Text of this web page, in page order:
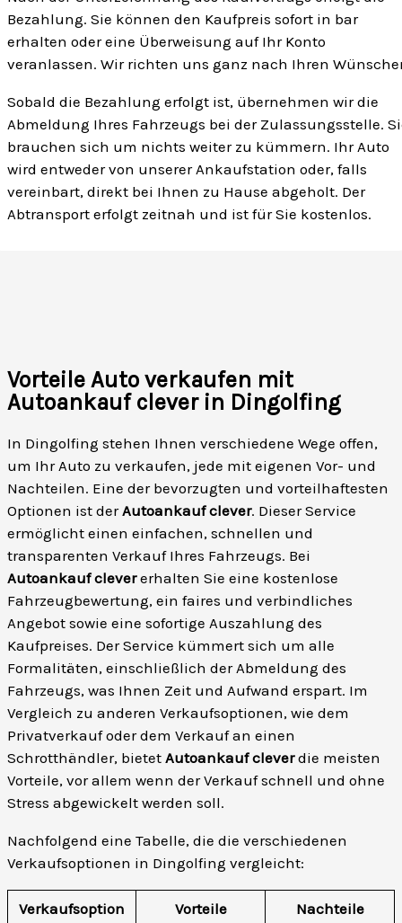
Bezahlung. Sie können den Kaufpreis sofort in bar
erhalten oder eine Überweisung auf Ihr Konto
veranlassen. Wir richten uns ganz nach Ihren
Sobald die Bezahlung erfolgt ist, übernehmen wir die
Abmeldung Ihres Fahrzeugs bei der Zulassungsstelle.
brauchen sich um nichts weiter zu kümmern. Ihr Auto
wird entweder von unserer Ankaufstation oder, falls
vereinbart, direkt bei Ihnen zu Hause abgeholt. Der
Abtransport erfolgt zeitnah und ist für Sie kostenlos.
Vorteile Auto verkaufen mit
Autoankauf clever in Dingolfing
In Dingolfing stehen Ihnen verschiedene Wege offen,
um Ihr Auto zu verkaufen, jede mit eigenen Vor- und
Nachteilen. Eine der bevorzugten und vorteilhaftesten
Optionen ist derAutoankauf clever. Dieser Service
ermöglicht einen einfachen, schnellen und
transparenten Verkauf Ihres Fahrzeugs. Bei
Autoankauf clevererhalten Sie eine kostenlose
Fahrzeugbewertung, ein faires und verbindliches
Angebot sowie eine sofortige Auszahlung des
Kaufpreises. Der Service kümmert sich um alle
Formalitäten, einschließlich der Abmeldung des
Fahrzeugs, was Ihnen Zeit und Aufwand erspart. Im
Vergleich zu anderen Verkaufsoptionen, wie dem
Privatverkauf oder dem Verkauf an einen
Schrotthändler, bietet Autoankauf cleverdie meisten
Vorteile, vor allem wenn der Verkauf schnell und ohne
Stress abgewickelt werden soll.
Nachfolgend eine Tabelle, die die verschiedenen
Verkaufsoptionen in Dingolfing vergleicht:
Verkaufsoption Vorteile Nachteile